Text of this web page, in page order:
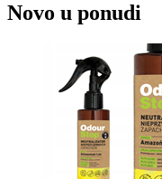
Novo u ponudi